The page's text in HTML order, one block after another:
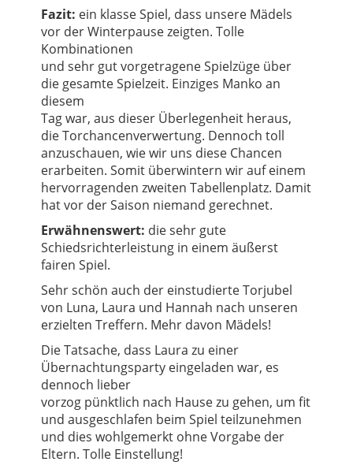
Fazit: ein klasse Spiel, dass unsere Mädels
vor der Winterpause zeigten. Tolle
Kombinationen
und sehr gut vorgetragene Spielzüge über
die gesamte Spielzeit. Einziges Manko an
diesem
Tag war, aus dieser Überlegenheit heraus,
die Torchancenverwertung. Dennoch toll
anzuschauen, wie wir uns diese Chancen
erarbeiten. Somit überwintern wir auf einem
hervorragenden zweiten Tabellenplatz. Damit
hat vor der Saison niemand gerechnet.
Erwähnenswert: die sehr gute
Schiedsrichterleistung in einem äußerst
fairen Spiel.
Sehr schön auch der einstudierte Torjubel
von Luna, Laura und Hannah nach unseren
erzielten Treffern. Mehr davon Mädels!
Die Tatsache, dass Laura zu einer
Übernachtungsparty eingeladen war, es
dennoch lieber
vorzog pünktlich nach Hause zu gehen, um fit
und ausgeschlafen beim Spiel teilzunehmen
und dies wohlgemerkt ohne Vorgabe der
Eltern. Tolle Einstellung!